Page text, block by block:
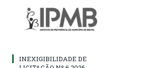
INEXIGIBILIDADE DE